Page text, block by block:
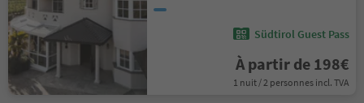
Südtirol Guest Pass
À partir de 198€
1 nuit / 2 personnes incl. TVA